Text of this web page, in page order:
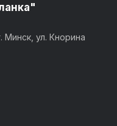
Минск, ул. Кнорина